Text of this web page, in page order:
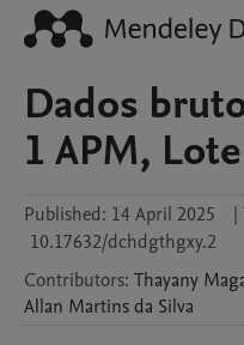
Dados
1 APM,
Published: 14 April 2025 |
10.17632/dchdgthgxy.2
Contributors: Thayany
Allan Martins da Silva